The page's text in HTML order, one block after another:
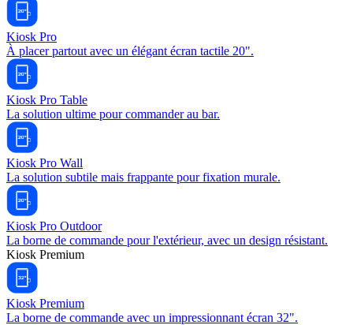
Kiosk Pro
À placer partout avec un élégant écran tactile 20".
Kiosk Pro Table
La solution ultime pour commander au bar.
Kiosk Pro Wall
La solution subtile mais frappante pour fixation murale.
Kiosk Pro Outdoor
La borne de commande pour l'extérieur, avec un design résistant.
Kiosk Premium
Kiosk Premium
La borne de commande avec un impressionnant écran 32".